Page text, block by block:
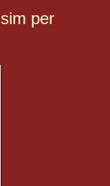
per